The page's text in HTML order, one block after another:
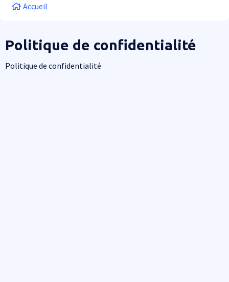
Fil d'Ariane
Accueil
Politique de confidentialité
Politique de confidentialité